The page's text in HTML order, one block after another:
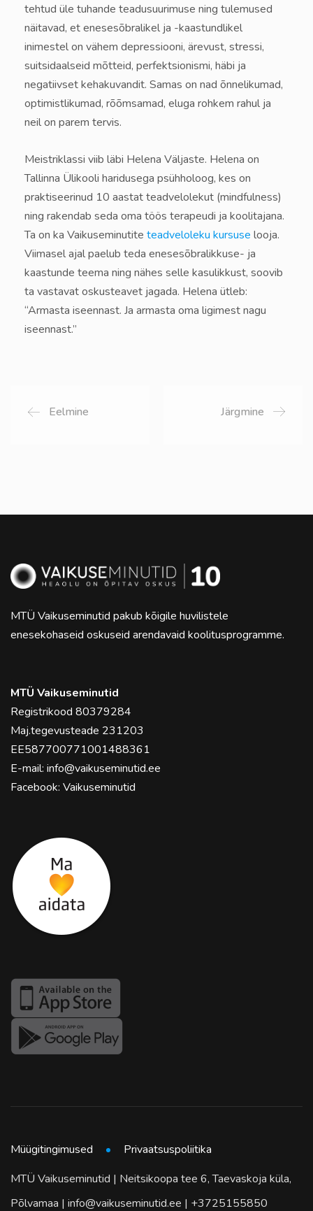
tehtud üle tuhande teadusuurimuse ning tulemused
näitavad, et enesesõbralikel ja -kaastundlikel
inimestel on vähem depressiooni, ärevust, stressi,
suitsidaalseid mõtteid, perfektsionismi, häbi ja
negatiivset kehakuvandit. Samas on nad õnnelikumad,
optimistlikumad, rõõmsamad, eluga rohkem rahul ja
neil on parem tervis.
Meistriklassi viib läbi Helena Väljaste. Helena on
Tallinna Ülikooli haridusega psühholoog, kes on
praktiseerinud 10 aastat teadvelolekut (mindfulness)
ning rakendab seda oma töös terapeudi ja koolitajana.
Ta on ka Vaikuseminutite teadveloleku kursuse looja.
Viimasel ajal paelub teda enesesõbralikkuse- ja
kaastunde teema ning nähes selle kasulikkust, soovib
ta vastavat oskusteavet jagada. Helena ütleb:
“Armasta iseennast. Ja armasta oma ligimest nagu
iseennast.”
Eelmine Järgmine
MTÜ Vaikuseminutid pakub kõigile huvilistele
enesekohaseid oskuseid arendavaid koolitusprogramme.
MTÜ Vaikuseminutid
Registrikood 80379284
Maj.tegevusteade 231203
EE587700771001488361
E-mail: info@vaikuseminutid.ee
Facebook: Vaikuseminutid
MTÜ Vaikuseminutid | Neitsikoopa tee 6, Taevaskoja küla,
Põlvamaa | info@vaikuseminutid.ee | +3725155850
Müügitingimused Privaatsuspoliitika